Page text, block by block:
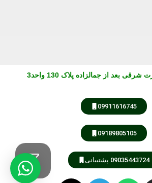
بعد از جمالزاده پلاک 130 واحد3
09911616745
09189805105
09035443724 پشتیبانی